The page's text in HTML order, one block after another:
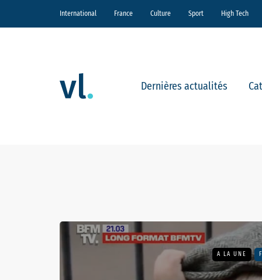
International France Culture Sport High Tech
Dernières actualités
A LA UNE